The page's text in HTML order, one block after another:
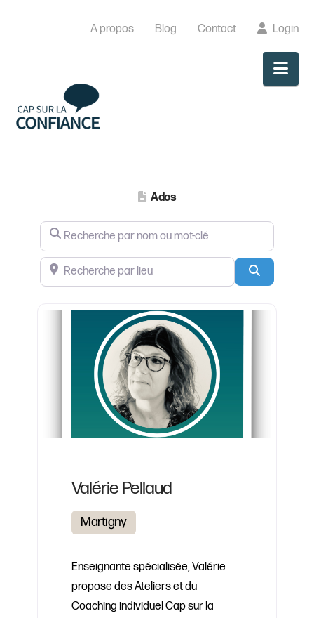
A propos Blog Contact Login
Ados
Recherche par nom ou mot-clé
Recherche par lieu
Valérie Pellaud
Martigny
Enseignante spécialisée, Valérie
propose des Ateliers et du
Coaching individuel Cap sur la